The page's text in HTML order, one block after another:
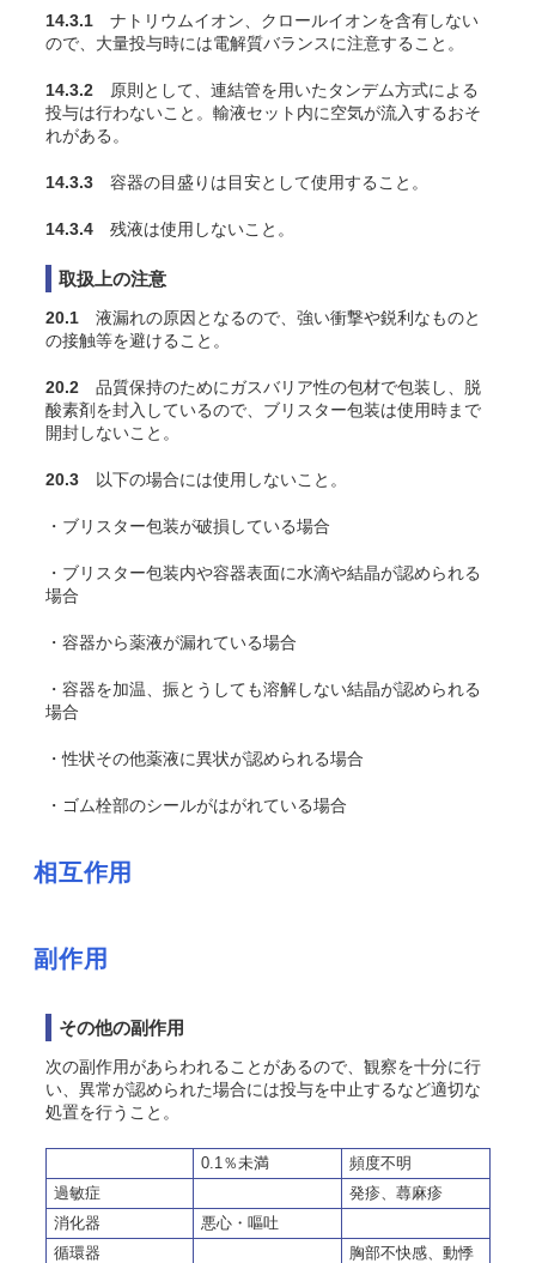
14.3.1 ナトリウムイオン、クロールイオンを含有しない
ので、大量投与時には電解質バランスに注意すること。
14.3.2 原則として、連結管を用いたタンデム方式による
投与は行わないこと。輸液セット内に空気が流入するおそ
れがある。
14.3.3 容器の目盛りは目安として使用すること。
14.3.4 残液は使用しないこと。
取扱上の注意
20.1 液漏れの原因となるので、強い衝撃や鋭利なものと
の接触等を避けること。
20.2 品質保持のためにガスバリア性の包材で包装し、脱
酸素剤を封入しているので、ブリスター包装は使用時まで
開封しないこと。
20.3 以下の場合には使用しないこと。
・ブリスター包装が破損している場合
・ブリスター包装内や容器表面に水滴や結晶が認められる
場合
・容器から薬液が漏れている場合
・容器を加温、振とうしても溶解しない結晶が認められる
場合
・性状その他薬液に異状が認められる場合
・ゴム栓部のシールがはがれている場合
相互作用
副作用
その他の副作用
次の副作用があらわれることがあるので、観察を十分に行
い、異常が認められた場合には投与を中止するなど適切な
処置を行うこと。
0.1％未満
頻度不明
過敏症
発疹、蕁麻疹
消化器
悪心・嘔吐
循環器
胸部不快感、動悸